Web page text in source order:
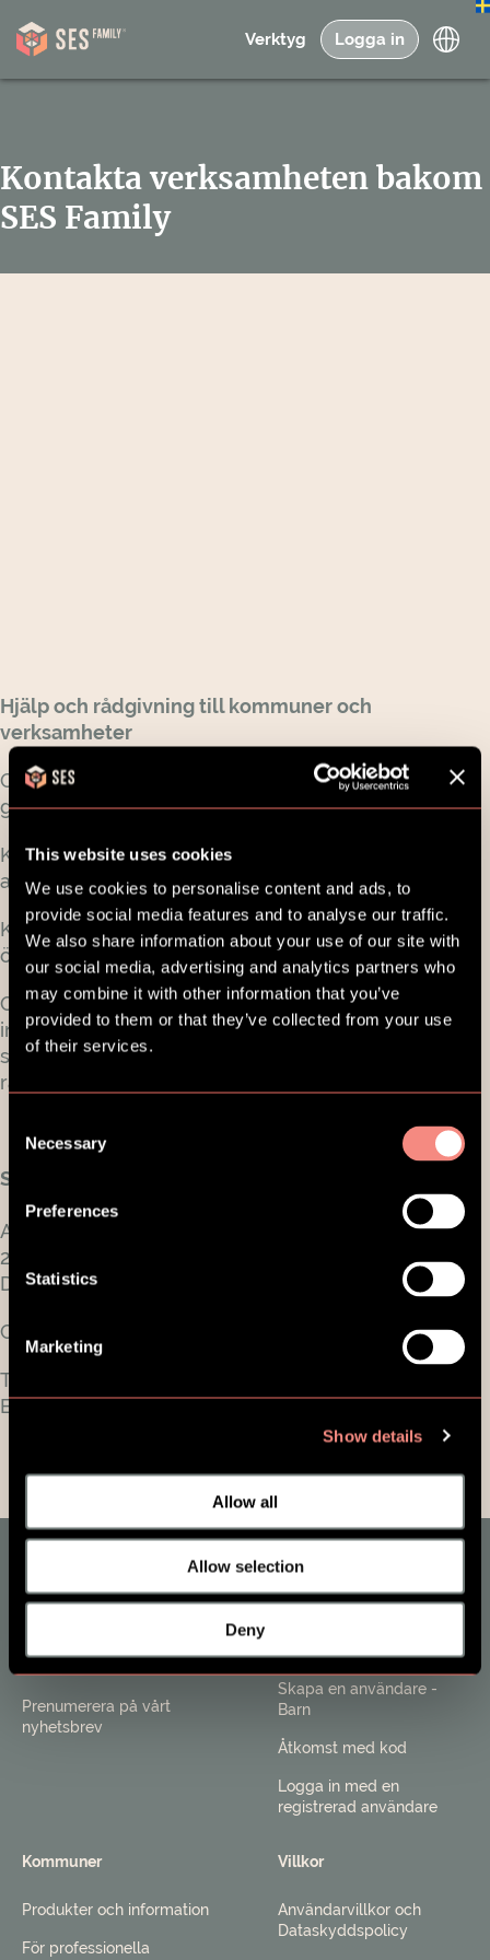
This website uses cookies
We use cookies to personalise content and ads, to
provide social media features and to analyse our traffic.
We also share information about your use of our site with
our social media, advertising and analytics partners who
may combine it with other information that you’ve
provided to them or that they’ve collected from your use
of their services.
Selection
Necessary
Preferences
Statistics
Marketing
Show details
Allow all
Allow selection
Deny
Verktyg Logga in
Kontakta verksamheten bakom
SES Family
Hjälp och rådgivning till kommuner och
verksamheter
Om ni redan har en SES licens har du tillgång till
gratis support och rådgivning:
Kontaktasupport@sesfamily.com
användarsupport av mer teknisk karaktär.
Kontakta Erica Lindberg på erica@ses.dk
om du
önskar rådgivning om implementering.
Om du är intresserad av SES och önskar mer
information kan du läsa hur generella möjligheter
ser ut för kommunerna eller kontakta strategisk
rådgivare
SES Family Aps
Aldersrogade 6 A, 2
2100 København Ø
Danmark
CVR-nummer: 38726374
Tlf:
E-mail:support@sesfamily.com
Prenumerera på vårt
nyhetsbrev
Skapa en användare -
Barn
Åtkomst med kod
Logga in med en
registrerad användare
Kommuner
Produkter och information
För professionella
Villkor
Användarvillkor och
Dataskyddspolicy